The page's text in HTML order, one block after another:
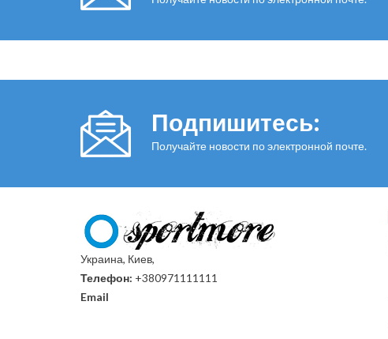
Подпишитесь:
Получайте новости по электронной почте.
Украина, Киев,
Телефон: +380971111111
Email